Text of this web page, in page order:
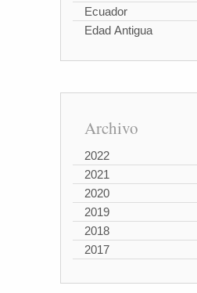
Ecuador
Edad Antigua
Archivo
2022
2021
2020
2019
2018
2017